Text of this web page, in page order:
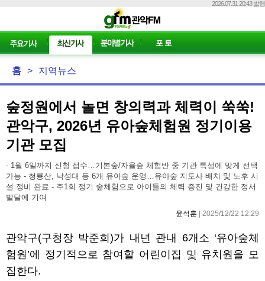
2026.07.31 20:43 발행
홈 > 지역뉴스
숲정원에서 놀면 창의력과 체력이 쑥쑥!
관악구, 2026년 유아숲체험원 정기이용
기관 모집
- 1월 6일까지 신청 접수…기본숲/자율숲 체험반 중 기관 특성에 맞게 선택
가능 - 청룡산, 낙성대 등 6개 유아숲 운영…유아숲 지도사 배치 및 노후 시
설 정비 완료 - 주1회 정기 숲체험으로 아이들의 체력 증진 및 건강한 정서
발달에 기여
윤석훈 | 2025/12/22 12:29
관악구(구청장 박준희)가 내년 관내 6개소 ‘유아숲체
험원 ’에 정기적으로 참여할 어린이집 및 유치원을 모
집한다.